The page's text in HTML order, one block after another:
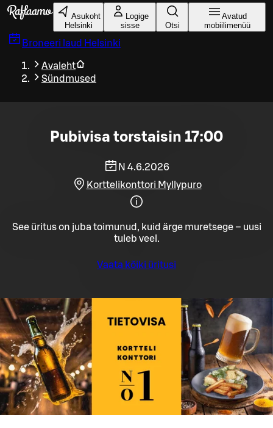
Liigu peamise sisu juurde
Asukoht
Helsinki
Logige
sisse
Otsi
Avatud
mobiilimenüü
Broneeri laud Helsinki
Avaleht
Sündmused
Pubivisa torstaisin 17:00
N 4.6.2026
Korttelikonttori Myllypuro
See üritus on juba toimunud, kuid ärge muretsege – uusi
tuleb veel.
Vaata kõiki üritusi